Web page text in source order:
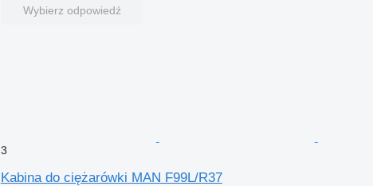
Wybierz odpowiedź
3
Kabina do ciężarówki MAN F99L/R37